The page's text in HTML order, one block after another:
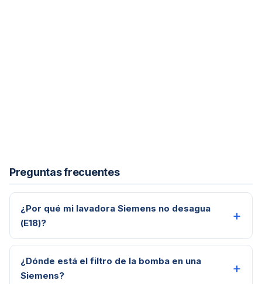
Preguntas frecuentes
¿Por qué mi lavadora Siemens no desagua
(E18)?
¿Dónde está el filtro de la bomba en una
Siemens?